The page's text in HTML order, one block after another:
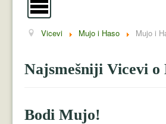
Vicevi
Mujo i Haso
Perica
Vicevi Mujo i Haso Mujo i
Najsmešniji Vicevi
Bodi Mujo!